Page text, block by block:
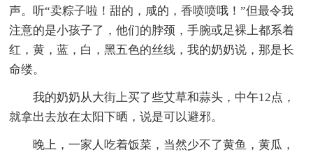
声。听“卖粽子啦！甜的，咸的，香喷喷哦！”但最令我
注意的是小孩子了，他们的脖颈，手腕或足裸上都系着
红，黄，蓝，白，黑五色的丝线，我的奶奶说，那是长
命缕。
我的奶奶从大街上买了些艾草和蒜头，中午12点，
就拿出去放在太阳下晒，说是可以避邪。
晚上，一家人吃着饭菜，当然少不了黄鱼，黄瓜，